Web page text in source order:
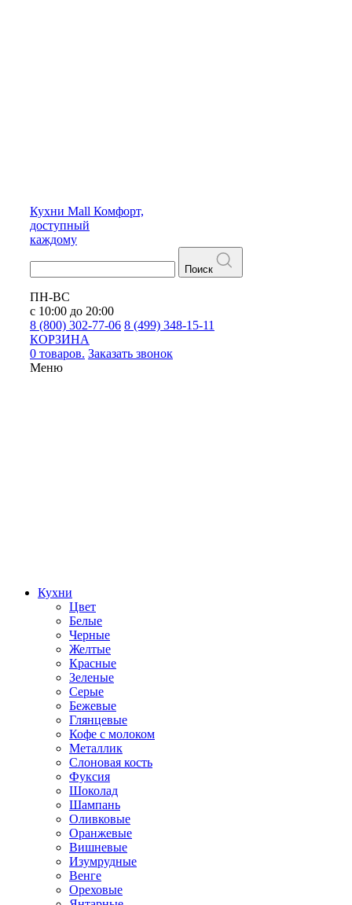
Кухни Mall Комфорт,
доступный
каждому
Поиск
ПН-ВС
с 10:00 до 20:00
8 (800) 302-77-06 8 (499) 348-15-11
КОРЗИНА
0 товаров. Заказать звонок
Меню
Кухни
Цвет
Белые
Черные
Желтые
Красные
Зеленые
Серые
Бежевые
Глянцевые
Кофе с молоком
Металлик
Слоновая кость
Фуксия
Шоколад
Шампань
Оливковые
Оранжевые
Вишневые
Изумрудные
Венге
Ореховые